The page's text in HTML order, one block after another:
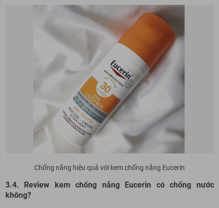
Chống nắng hiệu quả với kem chống nắng Eucerin
3.4. Review kem chống nắng Eucerin có chống nước
không?